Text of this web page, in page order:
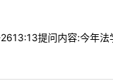
提问内容:今年法